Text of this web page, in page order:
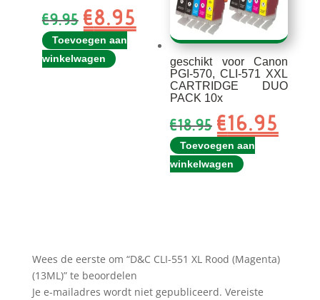
€9.95 Oorspronkelijke
prijs
was:
€9.95.
€8.95 Huidige
prijs
€8.95.
Toevoegen aan
winkelwagen
geschikt voor Canon
PGI-570, CLI-571 XXL
CARTRIDGE DUO
PACK 10x
€18.95
prijs
was:
€18.95.
€16.95
prijs
Toevoegen aan
winkelwagen
Wees de eerste om “D&C CLI-551 XL Rood (Magenta)
(13ML)” te beoordelen
Je e-mailadres wordt niet gepubliceerd. Vereiste